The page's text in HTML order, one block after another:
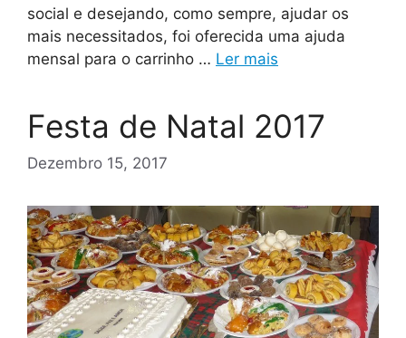
social e desejando, como sempre, ajudar os
mais necessitados, foi oferecida uma ajuda
mensal para o carrinho … Ler mais
Festa de Natal 2017
Dezembro 15, 2017